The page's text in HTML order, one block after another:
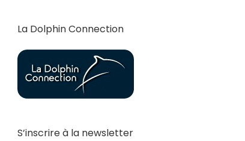
La Dolphin Connection
S’inscrire à la newsletter